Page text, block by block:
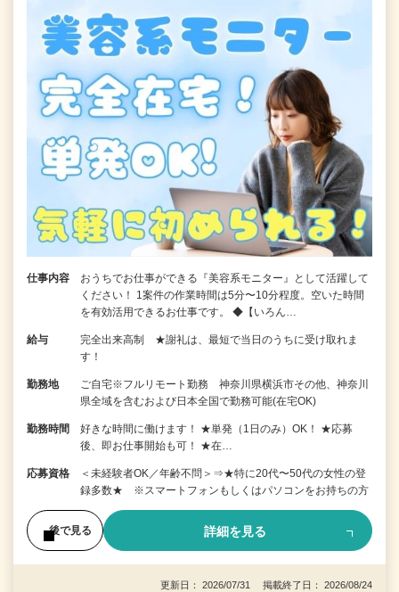
仕事内容
おうちでお仕事ができる『美容系モニター』として活躍して
ください！ 1案件の作業時間は5分〜10分程度。空いた時間
を有効活用できるお仕事です。 ◆【いろん…
給与
完全出来高制 ★謝礼は、最短で当日のうちに受け取れま
す！
勤務地
ご自宅※フルリモート勤務 神奈川県横浜市その他、神奈川
県全域を含むおよび日本全国で勤務可能(在宅OK)
勤務時間
好きな時間に働けます！ ★単発（1日のみ）OK！ ★応募
後、即お仕事開始も可！ ★在…
応募資格
＜未経験者OK／年齢不問＞⇒★特に20代〜50代の女性の登
録多数★ ※スマートフォンもしくはパソコンをお持ちの方
後で見る 詳細を見る
更新日： 2026/07/31 掲載終了日： 2026/08/24